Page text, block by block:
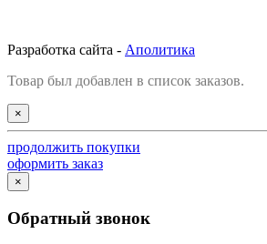
Разработка сайта - Аполитика
Товар был добавлен в список заказов.
×
продолжить покупки
оформить заказ
×
Обратный звонок